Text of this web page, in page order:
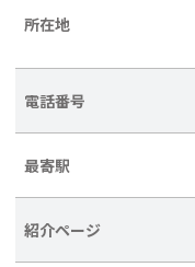
所在地
電話番号
最寄駅
紹介ページ